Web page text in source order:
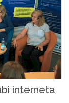
interneta